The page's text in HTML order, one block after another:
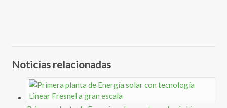
Noticias relacionadas